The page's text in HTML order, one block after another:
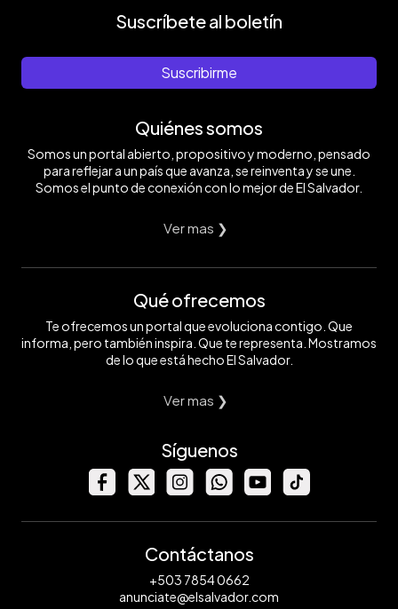
Suscríbete al boletín
Suscribirme
Quiénes somos
Somos un portal abierto, propositivo y moderno, pensado
para reflejar a un país que avanza, se reinventa y se une.
Somos el punto de conexión con lo mejor de El Salvador.
Ver mas ❯
Qué ofrecemos
Te ofrecemos un portal que evoluciona contigo. Que
informa, pero también inspira. Que te representa. Mostramos
de lo que está hecho El Salvador.
Ver mas ❯
Síguenos
Contáctanos
+503 7854 0662
anunciate@elsalvador.com